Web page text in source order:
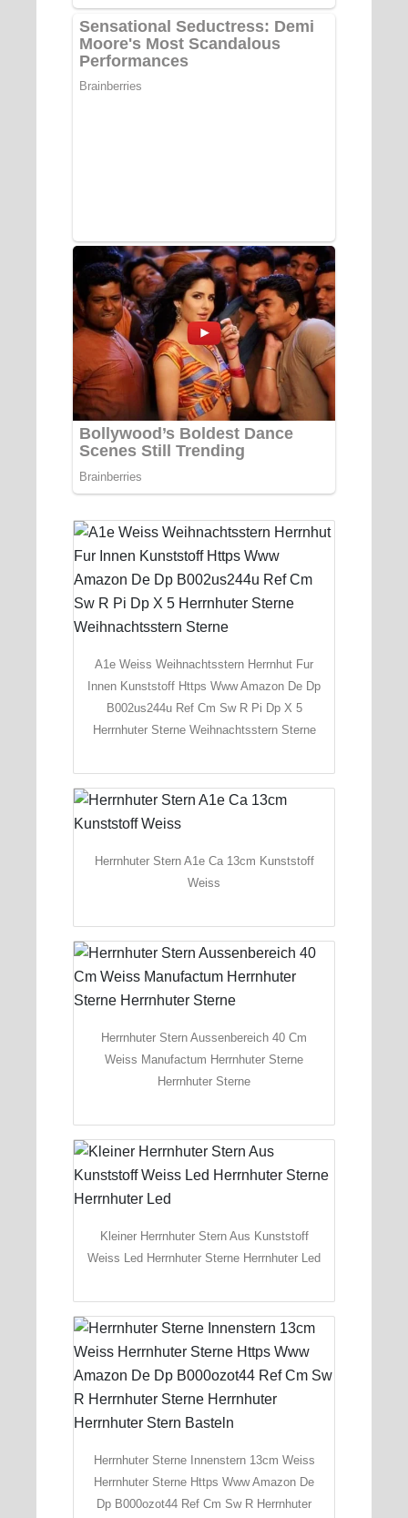
A1e Weiss Weihnachtsstern Herrnhut Fur
Innen Kunststoff Https Www Amazon De Dp
B002us244u Ref Cm Sw R Pi Dp X 5
Herrnhuter Sterne Weihnachtsstern Sterne
Herrnhuter Stern A1e Ca 13cm Kunststoff
Weiss
Herrnhuter Stern Aussenbereich 40 Cm
Weiss Manufactum Herrnhuter Sterne
Herrnhuter Sterne
Kleiner Herrnhuter Stern Aus Kunststoff
Weiss Led Herrnhuter Sterne Herrnhuter Led
Herrnhuter Sterne Innenstern 13cm Weiss
Herrnhuter Sterne Https Www Amazon De
Dp B000ozot44 Ref Cm Sw R Herrnhuter